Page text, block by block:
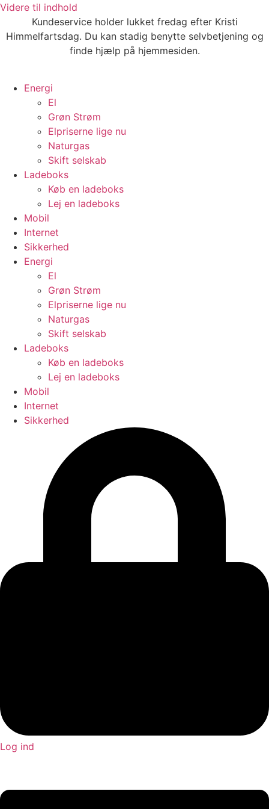
Videre til indhold
Kundeservice holder lukket fredag efter Kristi
Himmelfartsdag. Du kan stadig benytte selvbetjening og
finde hjælp på hjemmesiden.
Energi
El
Grøn Strøm
Elpriserne lige nu
Naturgas
Skift selskab
Ladeboks
Køb en ladeboks
Lej en ladeboks
Mobil
Internet
Sikkerhed
Energi
El
Grøn Strøm
Elpriserne lige nu
Naturgas
Skift selskab
Ladeboks
Køb en ladeboks
Lej en ladeboks
Mobil
Internet
Sikkerhed
Log ind